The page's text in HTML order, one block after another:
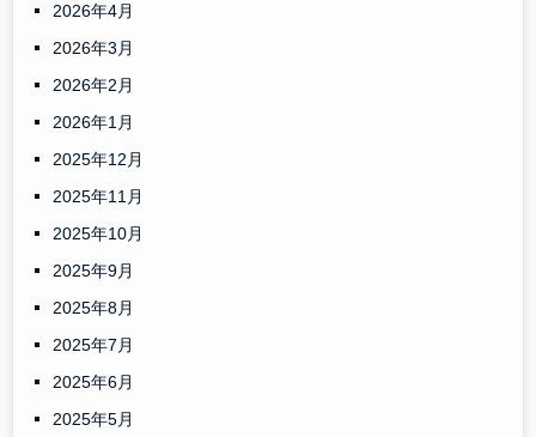
2026年4月
2026年3月
2026年2月
2026年1月
2025年12月
2025年11月
2025年10月
2025年9月
2025年8月
2025年7月
2025年6月
2025年5月